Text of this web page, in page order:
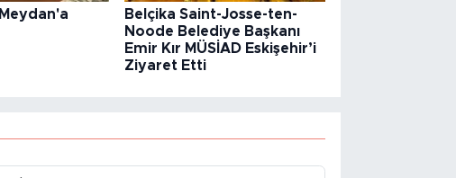
Belçika Saint-Josse-ten-
Noode Belediye Başkanı
Emir Kır MÜSİAD Eskişehir’i
Ziyaret Etti